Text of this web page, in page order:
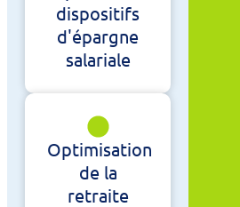
dispositifs
d'épargne
salariale
Optimisation
de la
retraite